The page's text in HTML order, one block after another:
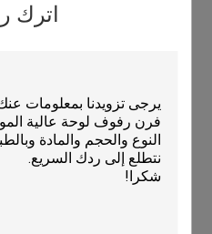
اتركبتدفق الهواء السليم وتوزيع
تسخين موحد ونتائج ثابتة خلال
استثنائية لدرجات الحرارة العالية
هذه الدرج هو أصل قيمة لمختلف
السيراميك، معالجة المعادن، أو
ودائم، مما يجعلها خيار موثوق به